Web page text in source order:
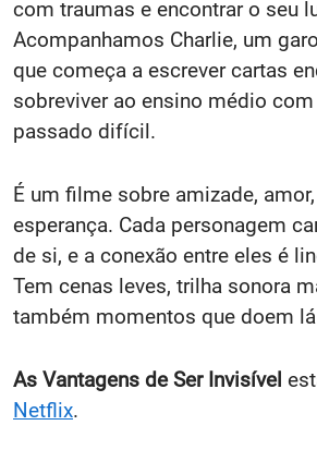
com traumas e encontrar o seu
Acompanhamos Charlie, um
que começa a escrever cartas
sobreviver ao ensino médio
passado difícil.
É um filme sobre amizade,
esperança. Cada personagem
de si, e a conexão entre eles é
Tem cenas leves, trilha sonora
também momentos que doem
As Vantagens de Ser Invisível
Netflix.